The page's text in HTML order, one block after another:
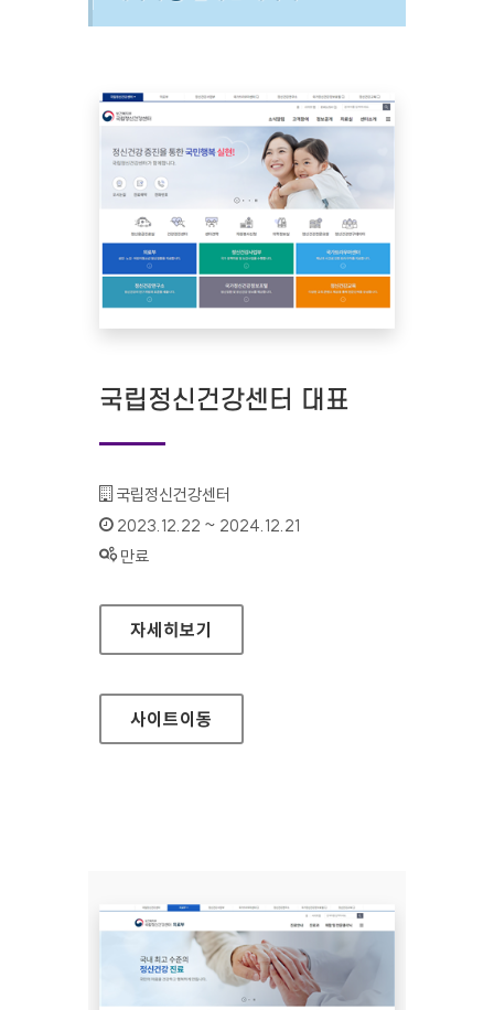
국립정신건강센터 대표
기관명 :
국립정신건강센터
인증기간 :
2023.12.22 ~ 2024.12.21
상태 :
만료
국립정신건강센터 대표
자세히보기
사이트이동